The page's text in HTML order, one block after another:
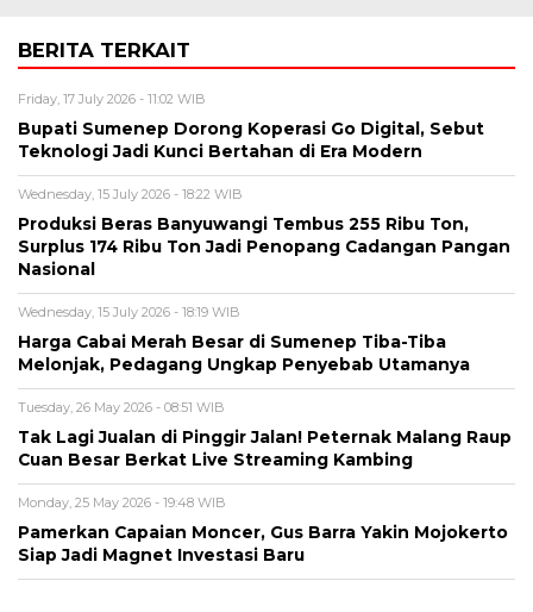
BERITA TERKAIT
Friday, 17 July 2026 - 11:02 WIB
Bupati Sumenep Dorong Koperasi Go Digital, Sebut
Teknologi Jadi Kunci Bertahan di Era Modern
Wednesday, 15 July 2026 - 18:22 WIB
Produksi Beras Banyuwangi Tembus 255 Ribu Ton,
Surplus 174 Ribu Ton Jadi Penopang Cadangan Pangan
Nasional
Wednesday, 15 July 2026 - 18:19 WIB
Harga Cabai Merah Besar di Sumenep Tiba-Tiba
Melonjak, Pedagang Ungkap Penyebab Utamanya
Tuesday, 26 May 2026 - 08:51 WIB
Tak Lagi Jualan di Pinggir Jalan! Peternak Malang Raup
Cuan Besar Berkat Live Streaming Kambing
Monday, 25 May 2026 - 19:48 WIB
Pamerkan Capaian Moncer, Gus Barra Yakin Mojokerto
Siap Jadi Magnet Investasi Baru